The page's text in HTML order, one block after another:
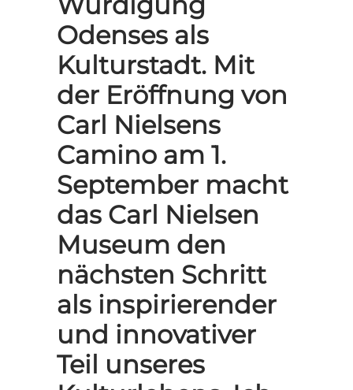
Odenses als
Kulturstadt. Mit
der Eröffnung von
Carl Nielsens
Camino am 1.
September macht
das Carl Nielsen
Museum den
nächsten Schritt
als inspirierender
und innovativer
Teil unseres